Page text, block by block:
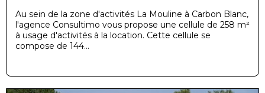
Au sein de la zone d'activités La Mouline à Carbon Blanc,
l'agence Consultimo vous propose une cellule de 258 m²
à usage d'activités à la location. Cette cellule se
compose de 144...